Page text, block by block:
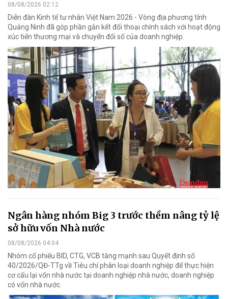
08/08/2026 02:12
Diễn đàn Kinh tế tư nhân Việt Nam 2026 - Vòng địa phương tỉnh
Quảng Ninh đã góp phần gắn kết đối thoại chính sách với hoạt động
xúc tiến thương mại và chuyển đổi số của doanh nghiệp.
Ngân hàng nhóm Big 3 trước thềm nâng tỷ lệ
sở hữu vốn Nhà nước
08/08/2026 04:04
Nhóm cổ phiếu BID, CTG, VCB tăng mạnh sau Quyết định số
40/2026/QĐ-TTg về Tiêu chí phân loại doanh nghiệp để thực hiện
cơ cấu lại vốn nhà nước tại doanh nghiệp nhà nước, doanh nghiệp
có vốn nhà nước.